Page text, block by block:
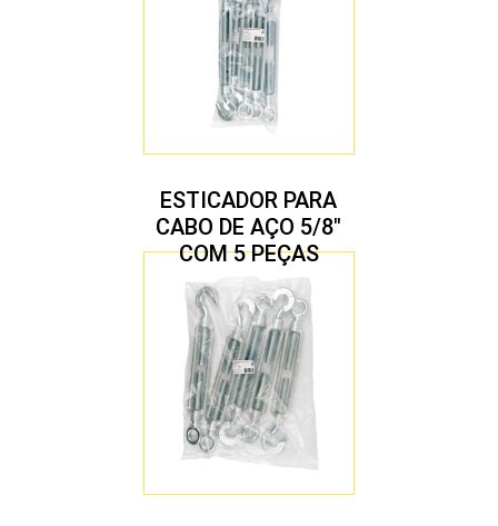
ESTICADOR PARA
CABO DE AÇO 5/8″
COM 5 PEÇAS